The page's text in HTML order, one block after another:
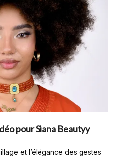
pour Siana Beautyy
et l’élégance des gestes